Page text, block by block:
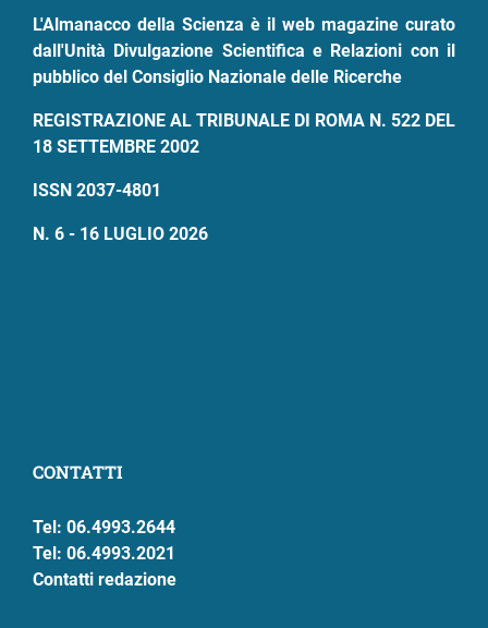
L'Almanacco della Scienza è il web magazine curato
dall'Unità Divulgazione Scientifica e Relazioni con il
pubblico del Consiglio Nazionale delle Ricerche
REGISTRAZIONE AL TRIBUNALE DI ROMA N. 522 DEL
18 SETTEMBRE 2002
ISSN 2037-4801
N. 6 - 16 LUGLIO 2026
CONTATTI
Tel: 06.4993.2644
Tel: 06.4993.2021
Contatti redazione